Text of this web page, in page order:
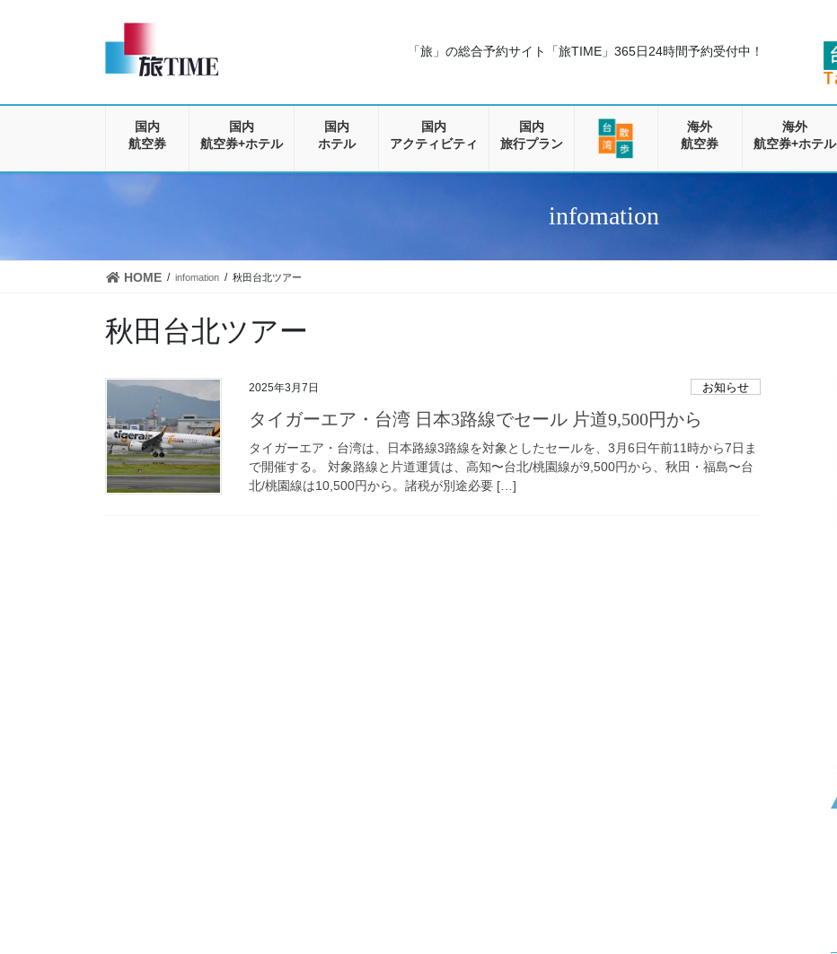
に
ョ
動
「旅」の総合予約サイト「旅TIME」 365日24時間予約受付中！
国内
航空券
国内
航空券+ホテル
国内
ホテル
国内
アクティビティ
国内
旅行プラン
海外
航空券
海外
航空券+ホテル
infomation
HOME infomation 秋田台北ツアー
秋田台北ツアー
2025年3月7日 お知らせ
タイガーエア・台湾 日本3路線でセール 片道9,500円から
タイガーエア・台湾は、日本路線3路線を対象としたセールを、3月6日午前11時から7日ま
で開催する。 対象路線と片道運賃は、高知〜台北/桃園線が9,500円から、秋田・福島〜台
北/桃園線は10,500円から。諸税が別途必要 […]